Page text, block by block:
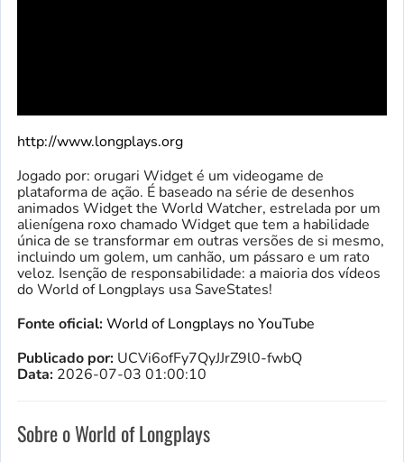
http://www.longplays.org
Jogado por: orugari Widget é um videogame de
plataforma de ação. É baseado na série de desenhos
animados Widget the World Watcher, estrelada por um
alienígena roxo chamado Widget que tem a habilidade
única de se transformar em outras versões de si mesmo,
incluindo um golem, um canhão, um pássaro e um rato
veloz. Isenção de responsabilidade: a maioria dos vídeos
do World of Longplays usa SaveStates!
Fonte oficial:World of Longplays no YouTube
Publicado por: UCVi6ofFy7QyJJrZ9l0-fwbQ
Data: 2026-07-03 01:00:10
Sobre o World of Longplays